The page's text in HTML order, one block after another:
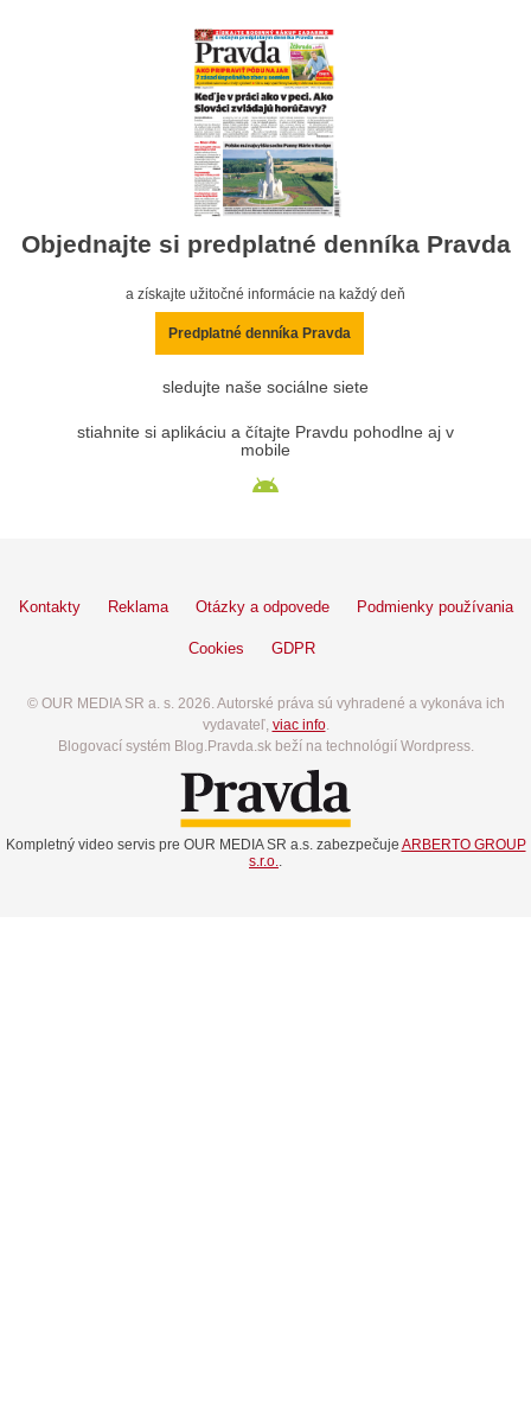
Objednajte si predplatné denníka Pravda
a získajte užitočné informácie na každý deň
Predplatné denníka Pravda
sledujte naše sociálne siete
stiahnite si aplikáciu a čítajte Pravdu pohodlne aj v
mobile
Kontakty Reklama Otázky a odpovede Podmienky používania
Cookies GDPR
© OUR MEDIA SR a. s. 2026. Autorské práva sú vyhradené a vykonáva ich
vydavateľ, viac info.
Blogovací systém Blog.Pravda.sk beží na technológií Wordpress.
Kompletný video servis pre OUR MEDIA SR a.s. zabezpečuje ARBERTO GROUP
s.r.o.